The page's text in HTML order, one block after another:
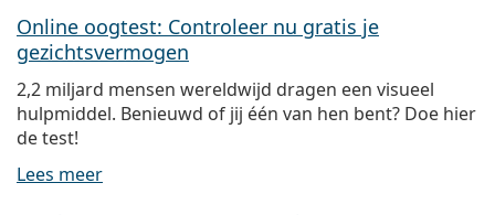
Online oogtest: Controleer nu gratis je
gezichtsvermogen
2,2 miljard mensen wereldwijd dragen een visueel
hulpmiddel. Benieuwd of jij één van hen bent? Doe hier
de test!
Lees meer